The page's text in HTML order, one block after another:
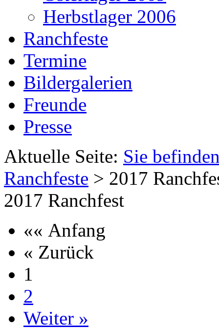
Herbstlager 2006
Ranchfeste
Termine
Bildergalerien
Freunde
Presse
Aktuelle Seite: Sie
Ranchfeste > 2017
2017 Ranchfest
«« Anfang
« Zurück
1
2
Weiter »